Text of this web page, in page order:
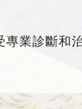
業診斷和